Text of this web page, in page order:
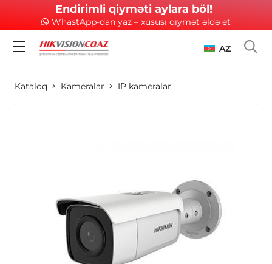
Endirimli qiyməti aylara böl!
WhastApp-dan yaz – xüsusi qiymət əldə et
AZ
Kataloq Kameralar IP kameralar